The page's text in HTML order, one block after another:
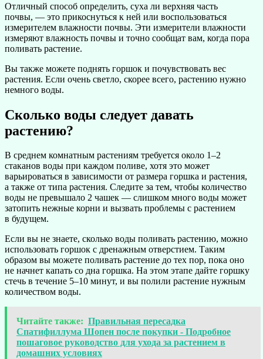
Отличный способ определить, суха ли верхняя часть
почвы, — это прикоснуться к ней или воспользоваться
измерителем влажности почвы. Эти измерители влажности
измеряют влажность почвы и точно сообщат вам, когда пора
поливать растение.
Вы также можете поднять горшок и почувствовать вес
растения. Если очень светло, скорее всего, растению нужно
немного воды.
Сколько воды следует давать
растению?
В среднем комнатным растениям требуется около 1–2
стаканов воды при каждом поливе, хотя это может
варьироваться в зависимости от размера горшка и растения,
а также от типа растения. Следите за тем, чтобы количество
воды не превышало 2 чашек — слишком много воды может
затопить нежные корни и вызвать проблемы с растением
в будущем.
Если вы не знаете, сколько воды поливать растению, можно
использовать горшок с дренажным отверстием. Таким
образом вы можете поливать растение до тех пор, пока оно
не начнет капать со дна горшка. На этом этапе дайте горшку
стечь в течение 5–10 минут, и вы полили растение нужным
количеством воды.
Читайте также: Правильная пересадка
Спатифиллума Шопен после покупки - Подробное
пошаговое руководство для ухода за растением в
домашних условиях